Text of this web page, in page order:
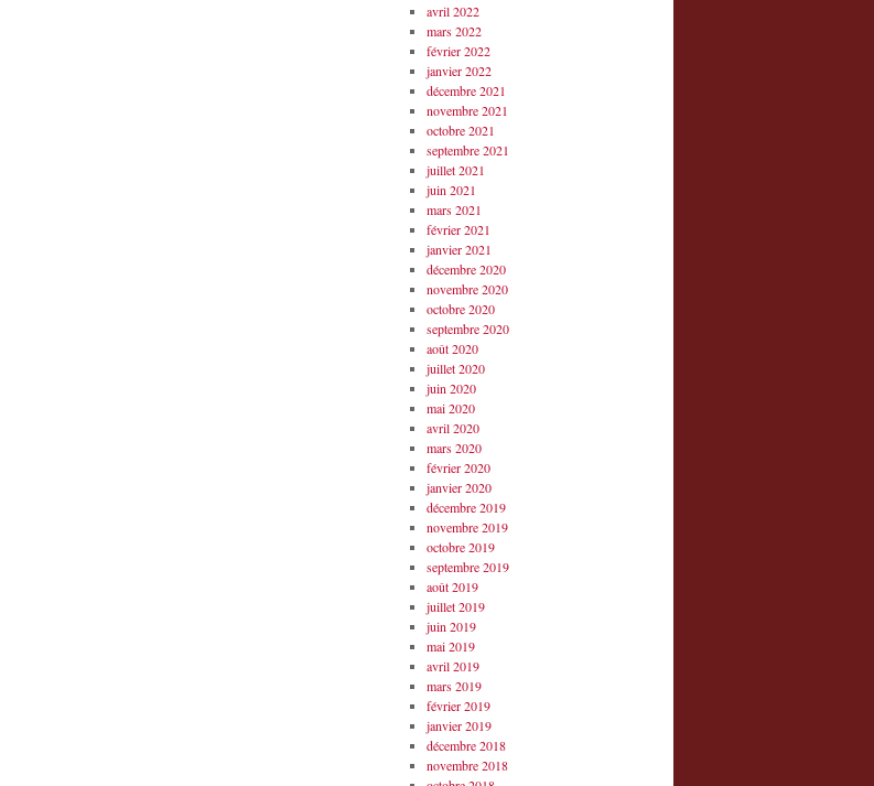
avril 2022
mars 2022
février 2022
janvier 2022
décembre 2021
novembre 2021
octobre 2021
septembre 2021
juillet 2021
juin 2021
mars 2021
février 2021
janvier 2021
décembre 2020
novembre 2020
octobre 2020
septembre 2020
août 2020
juillet 2020
juin 2020
mai 2020
avril 2020
mars 2020
février 2020
janvier 2020
décembre 2019
novembre 2019
octobre 2019
septembre 2019
août 2019
juillet 2019
juin 2019
mai 2019
avril 2019
mars 2019
février 2019
janvier 2019
décembre 2018
novembre 2018